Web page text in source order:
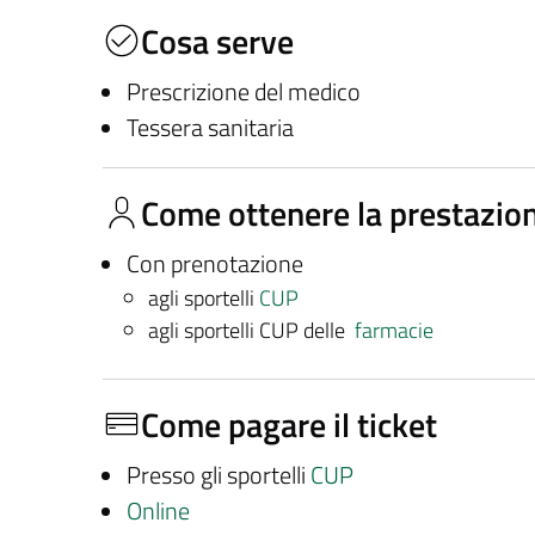
Cosa serve
Prescrizione del medico
Tessera sanitaria
Come ottenere la
Con prenotazione
agli sportelli CUP
agli sportelli CUP delle farmacie
Come pagare il ticket
Presso gli sportelli CUP
Online